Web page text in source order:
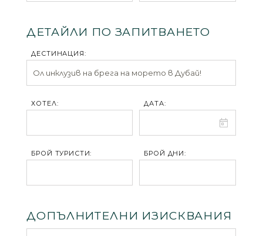
ДЕТАЙЛИ ПО ЗАПИТВАНЕТО
ДЕСТИНАЦИЯ:
ХОТЕЛ: ДАТА:
БРОЙ ТУРИСТИ: БРОЙ ДНИ:
ДОПЪЛНИТЕЛНИ ИЗИСКВАНИЯ